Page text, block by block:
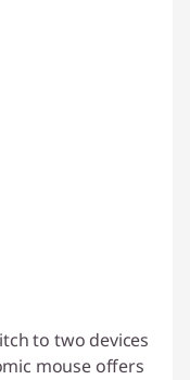
to two devices
mouse offers